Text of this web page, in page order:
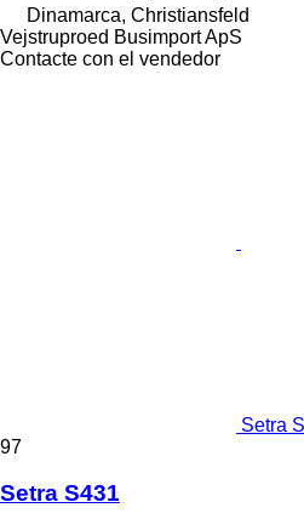
Dinamarca, Christiansfeld
Vejstruproed Busimport ApS
Contacte con el vendedor
Setra
97
Setra S431